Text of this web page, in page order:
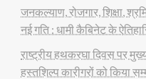
जनकल्याण, रोजगार, शिक्षा,
नई गति : धामी कैबिनेट के
राष्ट्रीय हथकरघा दिवस पर
हस्तशिल्प कारीगरों को किया